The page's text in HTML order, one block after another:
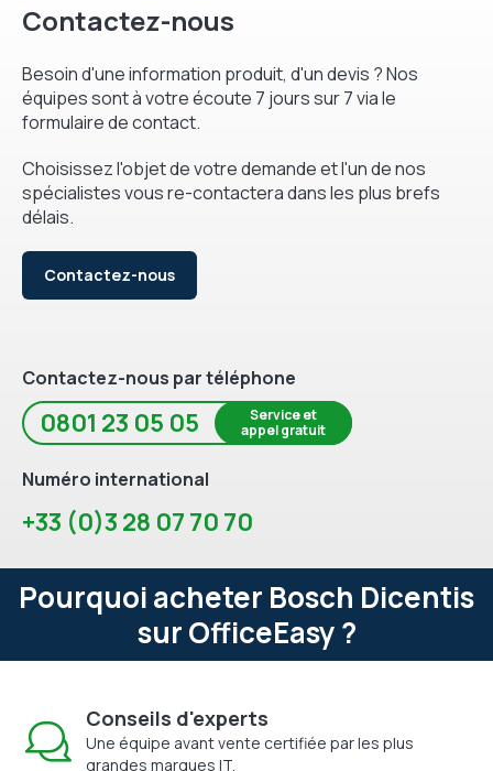
Contactez-nous
Besoin d'une information produit, d'un devis ? Nos
équipes sont à votre écoute 7 jours sur 7 via le
formulaire de contact.
Choisissez l'objet de votre demande et l'un de nos
spécialistes vous re-contactera dans les plus brefs
délais.
Contactez-nous
Contactez-nous par téléphone
0801 23 05 05
Service et
appel gratuit
Numéro international
+33 (0)3 28 07 70 70
Pourquoi acheter Bosch Dicentis
sur OfficeEasy ?
Conseils d'experts
Une équipe avant vente certifiée par les plus
grandes marques IT.